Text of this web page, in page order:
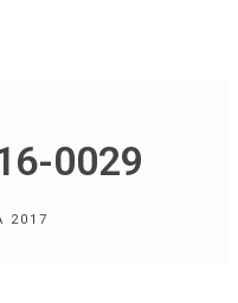
0029
2017